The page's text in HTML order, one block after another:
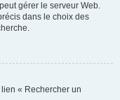
gérer le serveur Web.
dans le choix des
« Rechercher un